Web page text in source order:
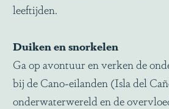
leeftijden.
Duiken en snorkelen
Ga op avontuur en verken de
bij de Cano-eilanden (Isla del
onderwaterwereld en de